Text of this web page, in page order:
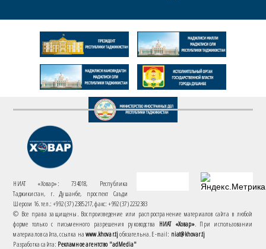
НИАТ «Ховар»: 734018, Республика
Таджикистан, г. Душанбе, проспект Саъди
Шерози 16. тел.: +992 (37) 2385217, факс: +992 (37) 2232383
© Все права защищены. Воспроизведение или распространение материалов сайта в любой
форме только с письменного разрешения руководства НИАТ «Ховар». При использовании
материалов сайта, ссылка наwww.khovar.tjобязательна. E-mail: niat@khovar.tj
Разработка сайта: Рекламное агентство "adMedia"